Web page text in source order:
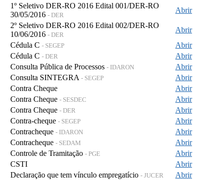
1º Seletivo DER-RO 2016 Edital 001/DER-RO
30/05/2016 - DER
Abrir
2º Seletivo DER-RO 2016 Edital 002/DER-RO
10/06/2016 - DER
Abrir
Cédula C - SEGEP
Abrir
Cédula C - DER
Abrir
Consulta Pública de Processos - IDARON
Abrir
Consulta SINTEGRA - SEGEP
Abrir
Contra Cheque
Abrir
Contra Cheque - SESDEC
Abrir
Contra Cheque - DER
Abrir
Contra-cheque - SEGEP
Abrir
Contracheque - IDARON
Abrir
Contracheque - SEDAM
Abrir
Controle de Tramitação - PGE
Abrir
CSTI
Abrir
Declaração que tem vínculo empregatício - JUCER
Abrir